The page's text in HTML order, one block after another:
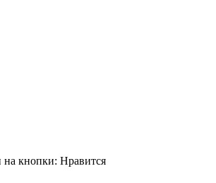
кнопки: Нравится